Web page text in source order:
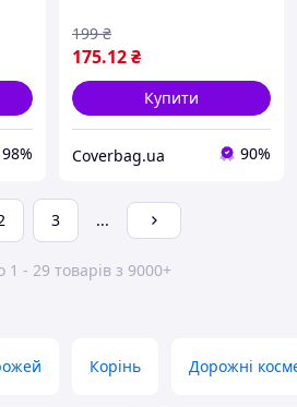
98%
175.12₴
199 ₴
Купити
Coverbag.ua 90%
3 ...
1 - 29 товарів з 9000+
Корінь Дорожні